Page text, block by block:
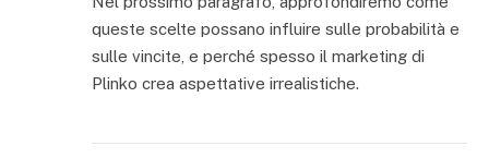
queste scelte possano influire sulle probabilità e
sulle vincite, e perché spesso il marketing di
Plinko crea aspettative irrealistiche.